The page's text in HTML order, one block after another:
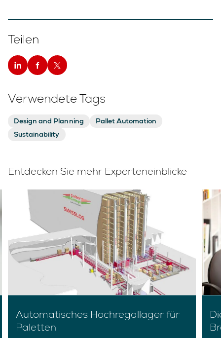
Teilen
Verwendete Tags
Design and Planning
Pallet Automation
Sustainability
Entdecken Sie mehr Experteneinblicke
Automatisches Hochregallager für
Paletten